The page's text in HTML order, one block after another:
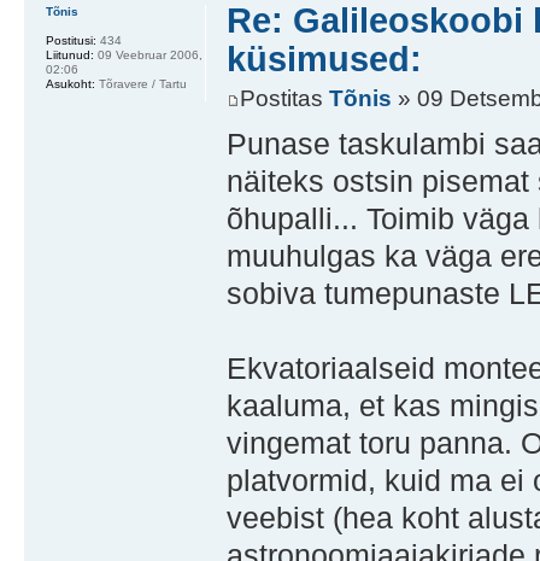
Re: Galileoskoobi
küsimused:
PostitasTõnis » 09
Punase taskulambi
näiteks ostsin
õhupalli... Toimib
muuhulgas ka väga
sobiva tumepunaste
Ekvatoriaalseid
kaaluma, et kas
vingemat toru panna.
platvormid, kuid ma ei
veebist (hea koht
Tõnis
Postitusi: 434
Liitunud: 09 Veebruar 2006,
02:06
Asukoht: Tõravere / Tartu